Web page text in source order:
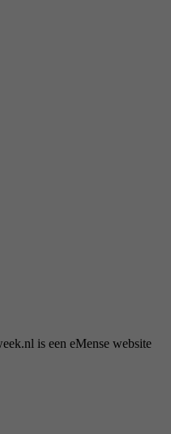
is een eMense website